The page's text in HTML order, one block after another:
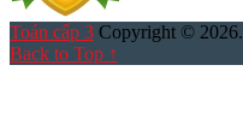
Toán cấp 3 Copyright © 2026.
Back to Top ↑